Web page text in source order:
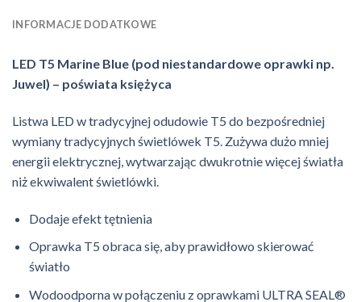
INFORMACJE DODATKOWE
LED T5 Marine Blue (pod niestandardowe oprawki np.
Juwel) – poświata księżyca
Listwa LED w tradycyjnej odudowie T5 do bezpośredniej
wymiany tradycyjnych świetlówek T5. Zużywa dużo mniej
energii elektrycznej, wytwarzając dwukrotnie więcej światła
niż ekwiwalent świetlówki.
Dodaje efekt tętnienia
Oprawka T5 obraca się, aby prawidłowo skierować
światło
Wodoodporna w połączeniu z oprawkami ULTRA SEAL®